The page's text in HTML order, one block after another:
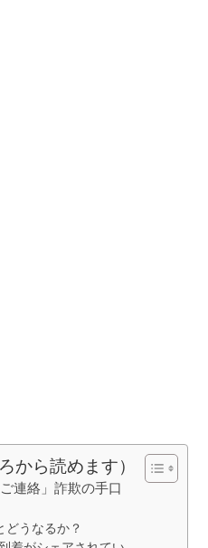
から読めます）
連絡」詐欺の手口
どうなるか？